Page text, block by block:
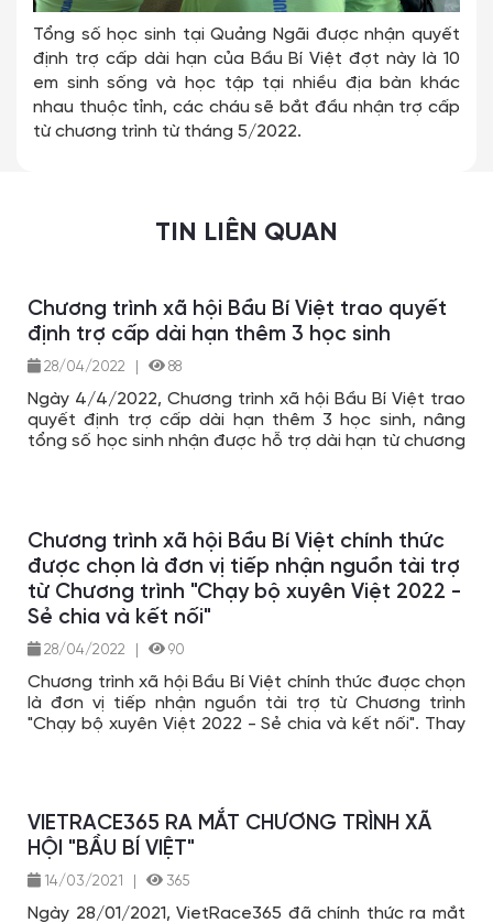
Tổng số học sinh tại Quảng Ngãi được nhận quyết
định trợ cấp dài hạn của Bầu Bí Việt đợt này là 10
em sinh sống và học tập tại nhiều địa bàn khác
nhau thuộc tỉnh, các cháu sẽ bắt đầu nhận trợ cấp
từ chương trình từ tháng 5/2022.
TIN LIÊN QUAN
Chương trình xã hội Bầu Bí Việt trao quyết
định trợ cấp dài hạn thêm 3 học sinh
28/04/2022 88
Ngày 4/4/2022, Chương trình xã hội Bầu Bí Việt trao
quyết định trợ cấp dài hạn thêm 3 học sinh, nâng
tổng số học sinh nhận được hỗ trợ dài hạn từ chương
Chương trình xã hội Bầu Bí Việt chính thức
được chọn là đơn vị tiếp nhận nguồn tài trợ
từ Chương trình "Chạy bộ xuyên Việt 2022 -
Sẻ chia và kết nối"
28/04/2022 90
Chương trình xã hội Bầu Bí Việt chính thức được chọn
là đơn vị tiếp nhận nguồn tài trợ từ Chương trình
"Chạy bộ xuyên Việt 2022 - Sẻ chia và kết nối". Thay
thần đối với sự kiện. Đặc biệt, Bầu Bí Việt trân trọng
gửi lòng biết ơn và cảm kích đến anh Nguyễn Văn
Long - Người đã thực hiện hành trình chạy bộ xuyên
Việt 2022 với mục đích cao đẹp kết nối những người
yêu chạy bộ khắp mọi miền Tổ Quốc và đem lại
những giá trị tốt đẹp, đầy ý nghĩa cho các em học
VIETRACE365 RA MẮT CHƯƠNG TRÌNH XÃ
HỘI "BẦU BÍ VIỆT"
14/03/2021 365
Ngày 28/01/2021, VietRace365 đã chính thức ra mắt